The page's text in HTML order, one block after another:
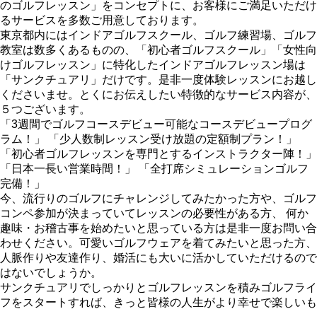
のゴルフレッスン」をコンセプトに、お客様にご満足いただけ
るサービスを多数ご用意しております。
東京都内にはインドアゴルフスクール、ゴルフ練習場、ゴルフ
教室は数多くあるものの、「初心者ゴルフスクール」「女性向
けゴルフレッスン」に特化したインドアゴルフレッスン場は
「サンクチュアリ」だけです。是非一度体験レッスンにお越し
くださいませ。とくにお伝えしたい特徴的なサービス内容が、
５つございます。
「3週間でゴルフコースデビュー可能なコースデビュープログ
ラム！」 「少人数制レッスン受け放題の定額制プラン！」
「初心者ゴルフレッスンを専門とするインストラクター陣！」
「日本一長い営業時間！」 「全打席シミュレーションゴルフ
完備！」
今、流行りのゴルフにチャレンジしてみたかった方や、ゴルフ
コンペ参加が決まっていてレッスンの必要性がある方、 何か
趣味・お稽古事を始めたいと思っている方は是非一度お問い合
わせください。可愛いゴルフウェアを着てみたいと思った方、
人脈作りや友達作り、婚活にも大いに活かしていただけるので
はないでしょうか。
サンクチュアリでしっかりとゴルフレッスンを積みゴルフライ
フをスタートすれば、きっと皆様の人生がより幸せで楽しいも